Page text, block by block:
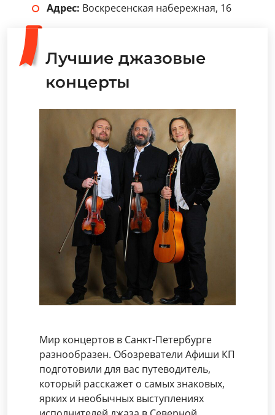
Адрес: Воскресенская набережная, 16
Лучшие джазовые
концерты
Мир концертов в Санкт-Петербурге
разнообразен. Обозреватели Афиши КП
подготовили для вас путеводитель,
который расскажет о самых знаковых,
ярких и необычных выступлениях